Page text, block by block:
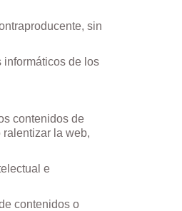
sin
informáticos de los
contenidos de
la web,
e
contenidos o